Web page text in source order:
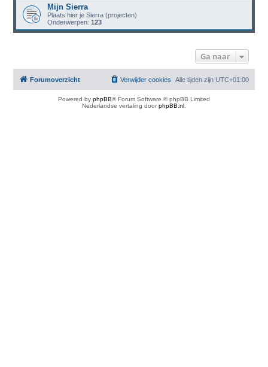
Mijn Sierra
Plaats hier je Sierra (projecten)
Onderwerpen: 123
Ga naar
Forumoverzicht Alle tijden zijn UTC+01:00
Verwijder cookies
Powered by phpBB® Forum Software © phpBB Limited
Nederlandse vertaling doorphpBB.nl